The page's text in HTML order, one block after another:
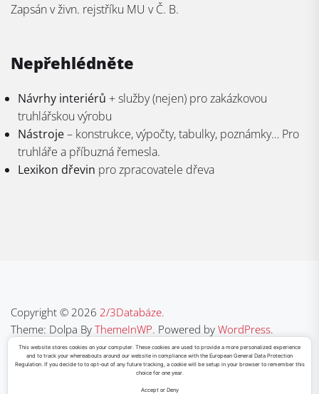
Zapsán v živn. rejstříku MU v Č. B.
Nepřehlédněte
Návrhy interiérů + služby (nejen) pro zakázkovou
truhlářskou výrobu
Nástroje– konstrukce, výpočty, tabulky, poznámky… Pro
truhláře a příbuzná řemesla.
Lexikon dřevin pro zpracovatele dřeva
Copyright © 2026 2/3Databáze.
Theme: Dolpa By ThemeInWP. Powered by WordPress.
Instagram
This website stores cookies on your computer. These cookies are used to provide a more personalized experience
and to track your whereabouts around our website in compliance with the European General Data Protection
Regulation. If you decide to to opt-out of any future tracking, a cookie will be setup in your browser to remember this
choice for one year.
Accept or Deny